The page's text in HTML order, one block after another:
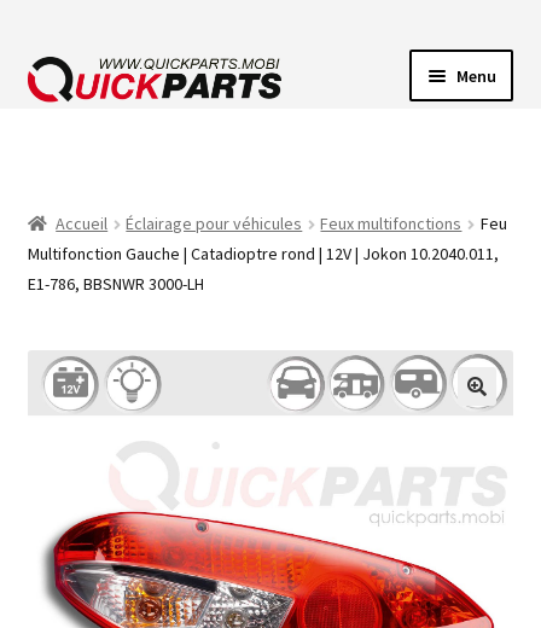
Menu
Accueil Éclairage pour véhicules Feux multifonctions
Feu
Multifonction Gauche | Catadioptre rond | 12V | Jokon 10.2040.011,
E1-786, BBSNWR 3000-LH